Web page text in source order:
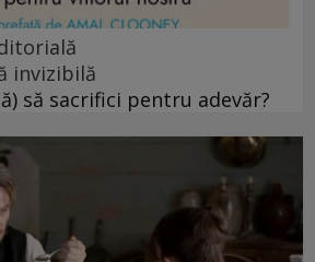
invizibilă
să sacrifici pentru adevăr?